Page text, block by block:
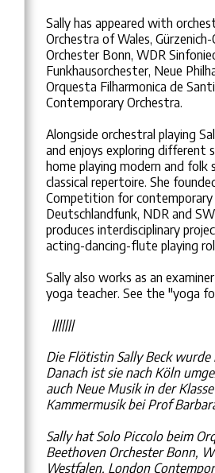
Sally has appeared with
Orchestra of Wales,
Orchester Bonn, WDR
Funkhausorchester, Neue
Orquesta Filharmonica de
Contemporary Orchestra.
Alongside orchestral playing
and enjoys exploring different
home playing modern and
classical repertoire. She
Competition for contemporary
Deutschlandfunk, NDR and
produces interdisciplinary
acting-dancing-flute playing
Sally also works as an
yoga teacher. See the "yoga
///////
Die Flötistin Sally Beck
Danach ist sie nach Köln
auch Neue Musik in der
Kammermusik bei Prof
Sally hat Solo Piccolo beim
Beethoven Orchester Bonn,
Westfalen, London